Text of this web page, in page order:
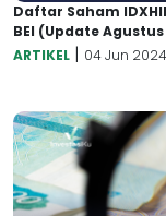
Daftar Saham
BEI (Update
ARTIKEL | 04 Jun 2024